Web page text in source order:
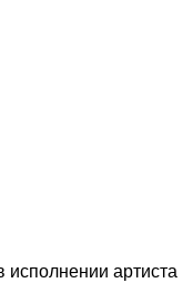
артиста